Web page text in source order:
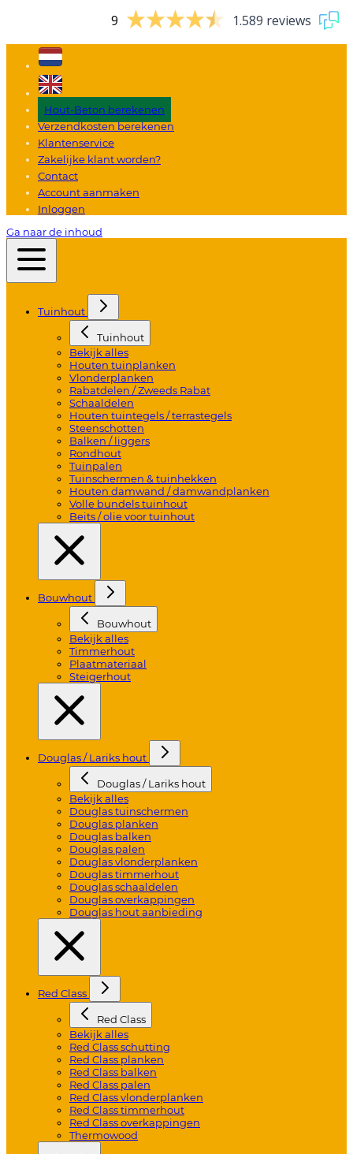
9 1.589 reviews
Hout-Beton berekenen
Verzendkosten berekenen
Klantenservice
Zakelijke klant worden?
Contact
Account aanmaken
Inloggen
Ga naar de inhoud
Tuinhout
Tuinhout
Bekijk alles
Houten tuinplanken
Vlonderplanken
Rabatdelen / Zweeds Rabat
Schaaldelen
Houten tuintegels / terrastegels
Steenschotten
Balken / liggers
Rondhout
Tuinpalen
Tuinschermen & tuinhekken
Houten damwand / damwandplanken
Volle bundels tuinhout
Beits / olie voor tuinhout
Bouwhout
Bouwhout
Bekijk alles
Timmerhout
Plaatmateriaal
Steigerhout
Douglas / Lariks hout
Douglas / Lariks hout
Bekijk alles
Douglas tuinschermen
Douglas planken
Douglas balken
Douglas palen
Douglas vlonderplanken
Douglas timmerhout
Douglas schaaldelen
Douglas overkappingen
Douglas hout aanbieding
Red Class
Red Class
Bekijk alles
Red Class schutting
Red Class planken
Red Class balken
Red Class palen
Red Class vlonderplanken
Red Class timmerhout
Red Class overkappingen
Thermowood